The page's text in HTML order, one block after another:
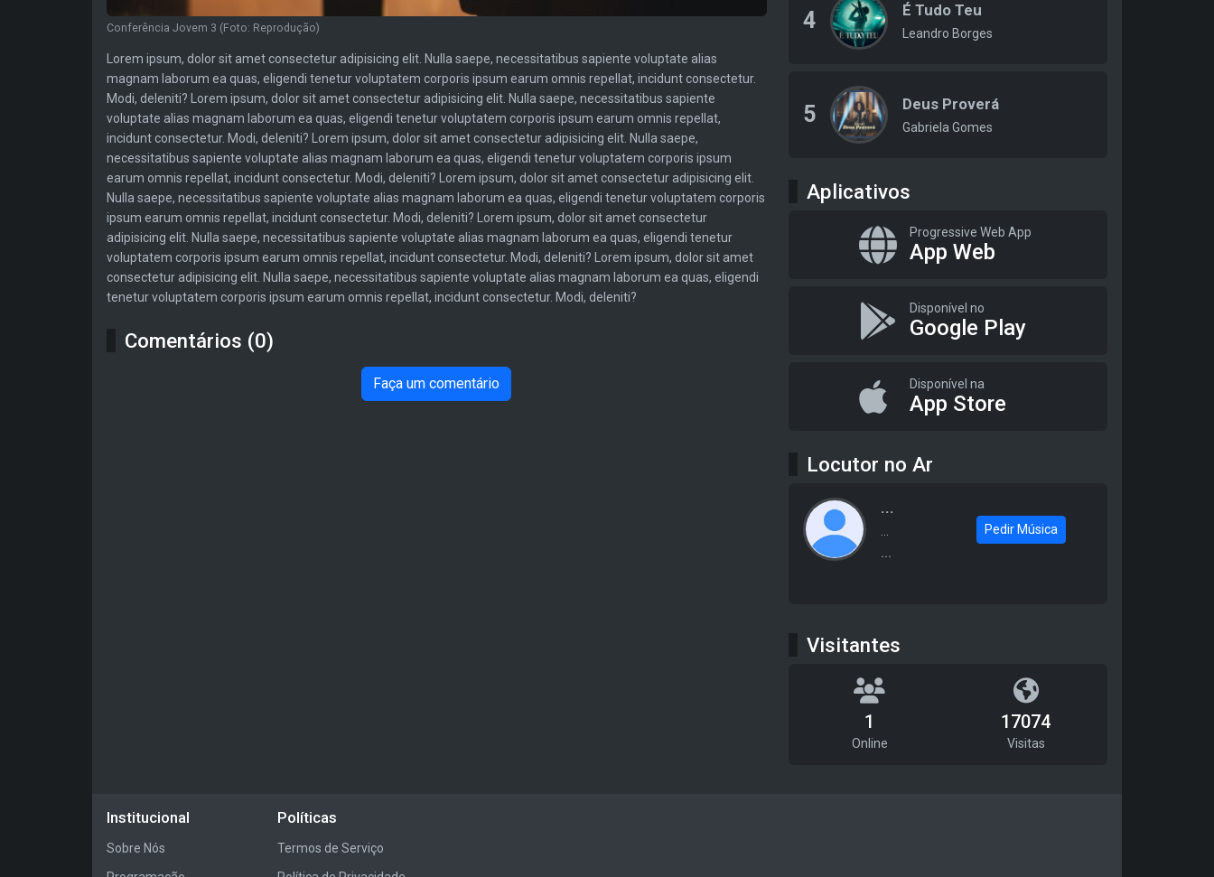
Conferência Jovem 3 (Foto: Reprodução)
Lorem ipsum, dolor sit amet consectetur adipisicing elit. Nulla saepe, necessitatibus sapiente voluptate alias
magnam laborum ea quas, eligendi tenetur voluptatem corporis ipsum earum omnis repellat, incidunt consectetur.
Modi, deleniti? Lorem ipsum, dolor sit amet consectetur adipisicing elit. Nulla saepe, necessitatibus sapiente
voluptate alias magnam laborum ea quas, eligendi tenetur voluptatem corporis ipsum earum omnis repellat,
incidunt consectetur. Modi, deleniti? Lorem ipsum, dolor sit amet consectetur adipisicing elit. Nulla saepe,
necessitatibus sapiente voluptate alias magnam laborum ea quas, eligendi tenetur voluptatem corporis ipsum
earum omnis repellat, incidunt consectetur. Modi, deleniti? Lorem ipsum, dolor sit amet consectetur adipisicing elit.
Nulla saepe, necessitatibus sapiente voluptate alias magnam laborum ea quas, eligendi tenetur voluptatem corporis
ipsum earum omnis repellat, incidunt consectetur. Modi, deleniti? Lorem ipsum, dolor sit amet consectetur
adipisicing elit. Nulla saepe, necessitatibus sapiente voluptate alias magnam laborum ea quas, eligendi tenetur
voluptatem corporis ipsum earum omnis repellat, incidunt consectetur. Modi, deleniti? Lorem ipsum, dolor sit amet
consectetur adipisicing elit. Nulla saepe, necessitatibus sapiente voluptate alias magnam laborum ea quas, eligendi
tenetur voluptatem corporis ipsum earum omnis repellat, incidunt consectetur. Modi, deleniti?
Comentários (0)
Faça um comentário
4 É Tudo Teu
Leandro Borges
5 Deus Proverá
Gabriela Gomes
Aplicativos
Progressive Web App
App Web
Disponível no
Google Play
Disponível na
App Store
Locutor no Ar
...
...
Pedir Música
Visitantes
1
Online
17074
Visitas
Institucional
Sobre Nós
Políticas
Termos de Serviço